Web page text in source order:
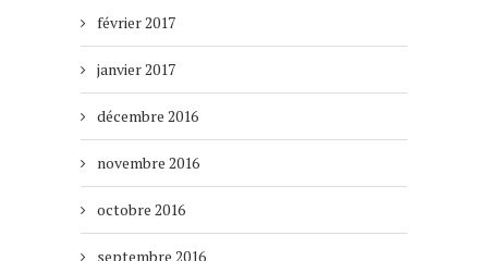
février 2017
janvier 2017
décembre 2016
novembre 2016
octobre 2016
septembre 2016